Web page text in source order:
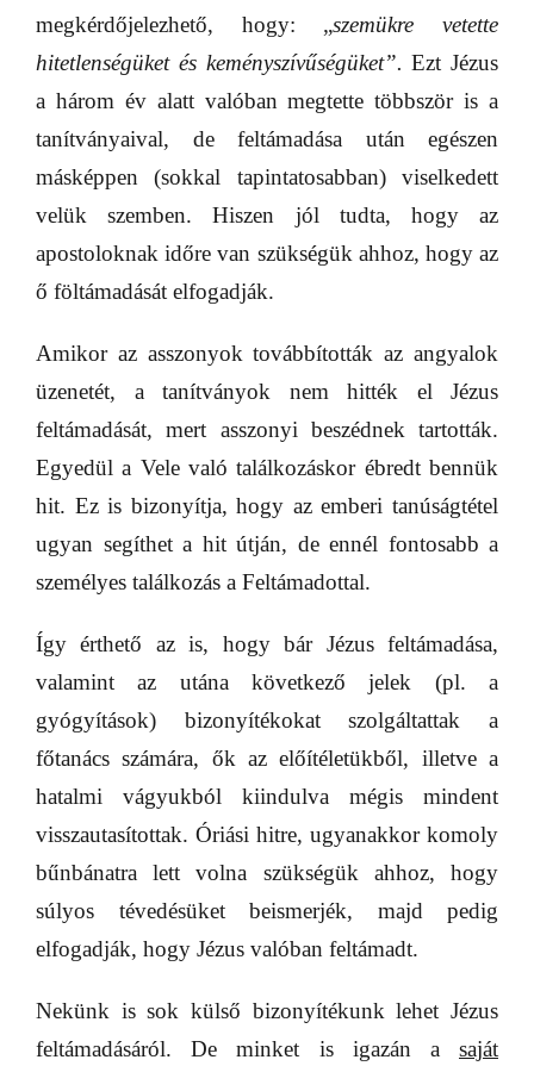
megkérdőjelezhető, hogy: „szemükre vetette
hitetlenségüket és keményszívűségüket”. Ezt Jézus
a három év alatt valóban megtette többször is a
tanítványaival, de feltámadása után egészen
másképpen (sokkal tapintatosabban) viselkedett
velük szemben. Hiszen jól tudta, hogy az
apostoloknak időre van szükségük ahhoz, hogy az
ő föltámadását elfogadják.
Amikor az asszonyok továbbították az angyalok
üzenetét, a tanítványok nem hitték el Jézus
feltámadását, mert asszonyi beszédnek tartották.
Egyedül a Vele való találkozáskor ébredt bennük
hit. Ez is bizonyítja, hogy az emberi tanúságtétel
ugyan segíthet a hit útján, de ennél fontosabb a
személyes találkozás a Feltámadottal.
Így érthető az is, hogy bár Jézus feltámadása,
valamint az utána következő jelek (pl. a
gyógyítások) bizonyítékokat szolgáltattak a
főtanács számára, ők az előítéletükből, illetve a
hatalmi vágyukból kiindulva mégis mindent
visszautasítottak. Óriási hitre, ugyanakkor komoly
bűnbánatra lett volna szükségük ahhoz, hogy
súlyos tévedésüket beismerjék, majd pedig
elfogadják, hogy Jézus valóban feltámadt.
Nekünk is sok külső bizonyítékunk lehet Jézus
feltámadásáról. De minket is igazán a saját